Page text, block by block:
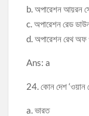
b. অপারেশন আয়রন
c. অপারেশন রেড
d. অপারেশন রেথ
Ans: a
24. কোন দেশ ‘ওয়ান
a. ভারত